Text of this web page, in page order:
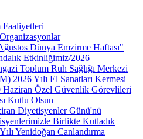
Faaliyetleri
Dünya Emzirme Haftası"
Etkinliğimiz/2026
Toplum Ruh Sağlığı Merkezi
2026 Yılı El Sanatları Kermesi
Haziran Özel Güvenlik Görevlileri
Kutlu Olsun
Diyetisyenler Günü'nü
Birlikte Kutladık
Yenidoğan Canlandırma